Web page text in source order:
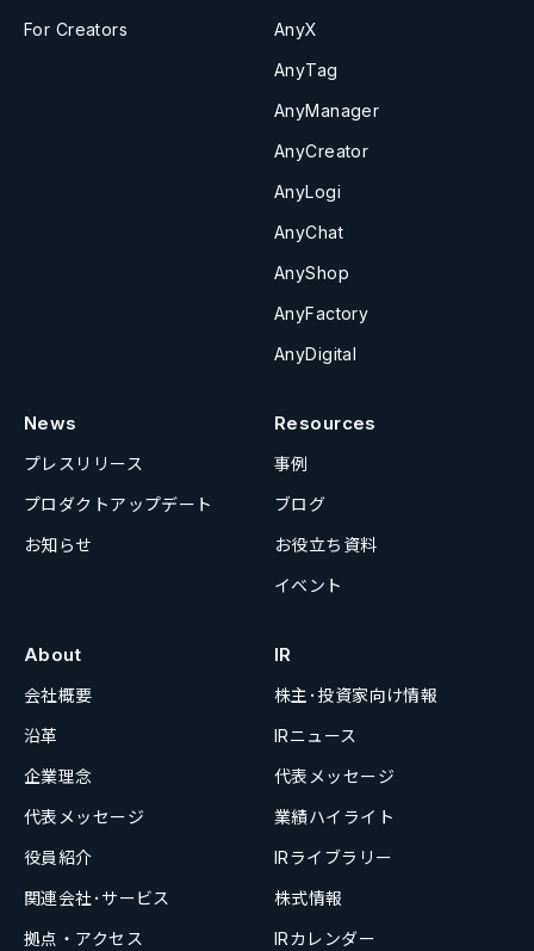
For Creators
AnyX
AnyTag
AnyManager
AnyCreator
AnyLogi
AnyChat
AnyShop
AnyFactory
AnyDigital
News
プレスリリース
プロダクトアップデート
お知らせ
Resources
事例
ブログ
お役立ち資料
イベント
About
会社概要
沿革
企業理念
代表メッセージ
役員紹介
関連会社･サービス
拠点・アクセス
IR
株主･投資家向け情報
IRニュース
代表メッセージ
業績ハイライト
IRライブラリー
株式情報
IRカレンダー